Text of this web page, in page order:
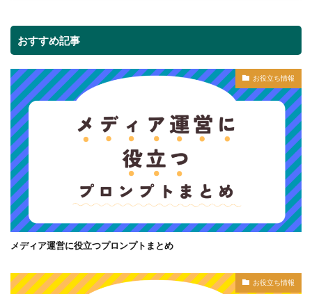
おすすめ記事
お役立ち情報
メディア運営に役立つプロンプトまとめ
お役立ち情報